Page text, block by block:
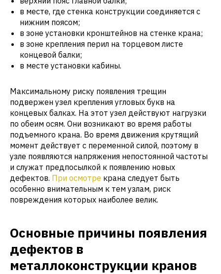
в месте, где стенка конструкции соединяется с
нижним поясом;
в зоне установки кронштейнов на стенке крана;
в зоне крепления перил на торцевом листе
концевой балки;
в месте установки кабины.
Максимальному риску появления трещин
подвержен узел крепления угловых букв на
концевых балках. На этот узел действуют нагрузки
по обеим осям. Они возникают во время работы
подъемного крана. Во время движения крутящий
момент действует с переменной силой, поэтому в
узле появляются напряжения непостоянной частоты
и служат предпосылкой к появлению новых
дефектов. При осмотре крана следует быть
особенно внимательным к тем узлам, риск
повреждения которых наиболее велик.
Основные причины появления
дефектов в
металлоконструкции кранов